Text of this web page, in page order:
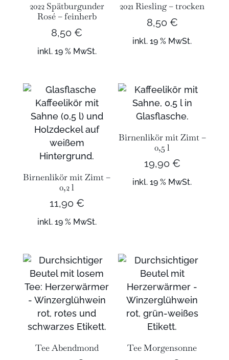
2022 Spätburgunder
Rosé – feinherb
8,50€
inkl. 19 % MwSt.
2021 Riesling – trocken
8,50 €
inkl. 19 % MwSt.
Birnenlikör mit Zimt –
0,2 l
11,90 €
inkl. 19 % MwSt.
Birnenlikör mit Zimt –
0,5 l
19,90 €
inkl. 19 % MwSt.
Tee Abendmond Tee Morgensonne